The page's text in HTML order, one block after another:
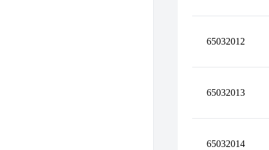
65032012
65032013
65032014